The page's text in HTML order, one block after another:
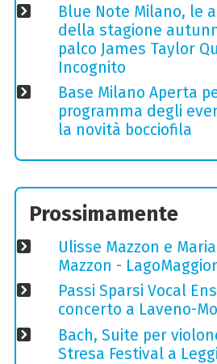
Blue Note Milano, le
della stagione
palco James Taylor
Incognito
Base Milano Aperta
programma degli
la novità bocciofila
Prossimamente
Ulisse Mazzon e
Mazzon -
Passi Sparsi Vocal
concerto a Laveno-
Bach, Suite per
Stresa Festival a